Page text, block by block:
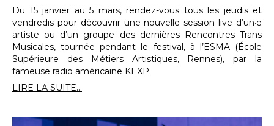
Du 15 janvier au 5 mars, rendez-vous tous les jeudis et
vendredis pour découvrir une nouvelle session live d’un·e
artiste ou d’un groupe des dernières Rencontres Trans
Musicales, tournée pendant le festival, à l’ESMA (École
Supérieure des Métiers Artistiques, Rennes), par la
fameuse radio américaine KEXP.
LIRE LA SUITE...